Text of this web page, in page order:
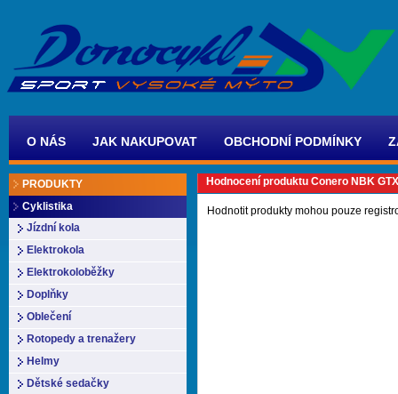
O NÁS JAK NAKUPOVAT OBCHODNÍ PODMÍNKY
PRODUKTY
Cyklistika
Jízdní kola
Elektrokola
Elektrokoloběžky
Doplňky
Oblečení
Rotopedy a trenažery
Helmy
Dětské sedačky
Hodnocení produktu Conero NBK
Hodnotit produkty mohou pouze